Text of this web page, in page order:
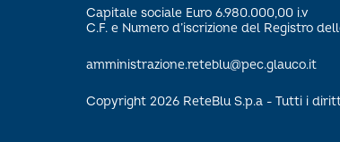
Capitale sociale Euro 6.980.000,00 i.v
C.F. e Numero d’iscrizione del Registro
amministrazione.reteblu@pec.glauco.it
Copyright 2026 ReteBlu S.p.a - Tutti i